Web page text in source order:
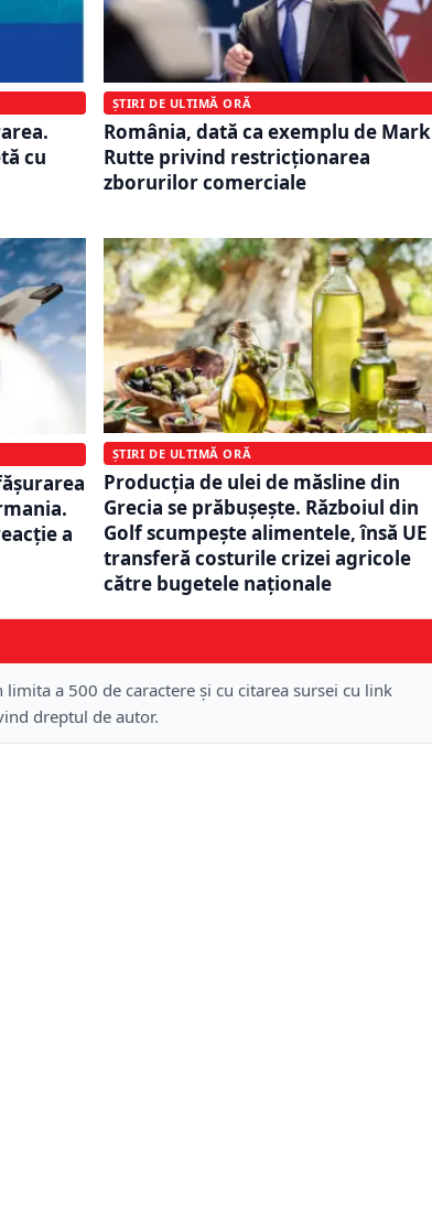
cu
ȘTIRI DE ULTIMĂ ORĂ
România, dată ca exemplu de Mark
Rutte privind restricționarea
zborurilor comerciale
a
ȘTIRI DE ULTIMĂ ORĂ
Producția de ulei de măsline din
Grecia se prăbușește. Războiul din
Golf scumpește alimentele, însă UE
transferă costurile crizei agricole
către bugetele naționale
a 500 de caractere și cu citarea sursei cu link
dreptul de autor.